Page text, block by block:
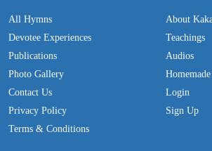
All Hymns
Devotee Experiences
Publications
Photo Gallery
Contact Us
Privacy Policy
Terms & Conditions
About
Teachings
Audios
Login
Sign Up